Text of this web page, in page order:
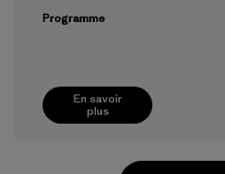
En savoir
plus
Programme